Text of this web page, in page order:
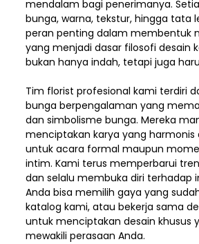
mendalam bagi penerimanya.
bunga, warna, tekstur, hingga tata
peran penting dalam membentuk
yang menjadi dasar filosofi desain
bukan hanya indah, tetapi juga
Tim florist profesional kami terdiri
bunga berpengalaman yang
dan simbolisme bunga. Mereka
menciptakan karya yang harmonis
untuk acara formal maupun
intim. Kami terus memperbarui
dan selalu membuka diri terhadap
Anda bisa memilih gaya yang
katalog kami, atau bekerja sama
untuk menciptakan desain khusus
mewakili perasaan Anda.